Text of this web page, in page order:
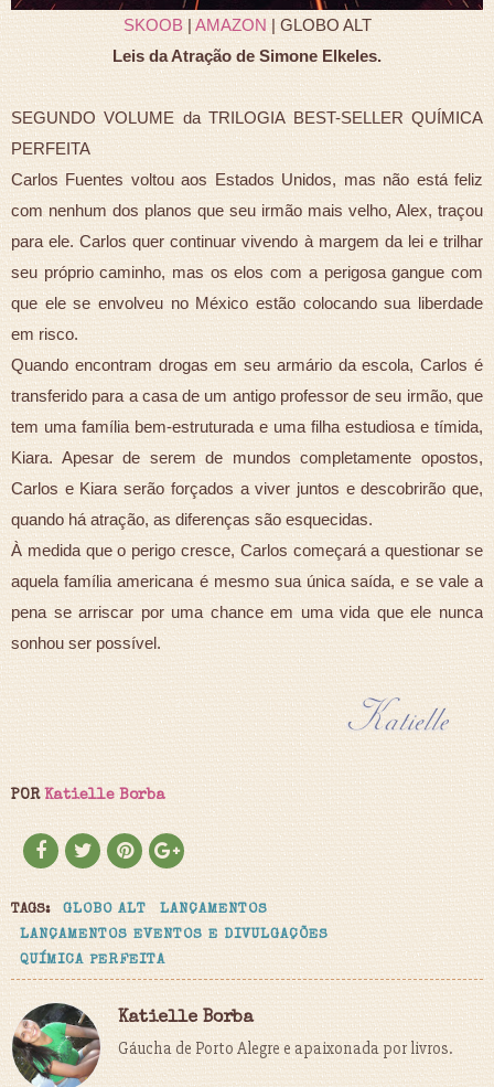
SKOOB|AMAZON | GLOBO ALT
Leis da Atração de Simone Elkeles.
SEGUNDO VOLUME da TRILOGIA BEST-SELLER QUÍMICA
PERFEITA
Carlos Fuentes voltou aos Estados Unidos, mas não está feliz
com nenhum dos planos que seu irmão mais velho, Alex, traçou
para ele. Carlos quer continuar vivendo à margem da lei e trilhar
seu próprio caminho, mas os elos com a perigosa gangue com
que ele se envolveu no México estão colocando sua liberdade
em risco.
Quando encontram drogas em seu armário da escola, Carlos é
transferido para a casa de um antigo professor de seu irmão, que
tem uma família bem-estruturada e uma filha estudiosa e tímida,
Kiara. Apesar de serem de mundos completamente opostos,
Carlos e Kiara serão forçados a viver juntos e descobrirão que,
quando há atração, as diferenças são esquecidas.
À medida que o perigo cresce, Carlos começará a questionar se
aquela família americana é mesmo sua única saída, e se vale a
pena se arriscar por uma chance em uma vida que ele nunca
sonhou ser possível.
PORKatielle Borba
TAGS: GLOBO ALT
LANÇAMENTOS
LANÇAMENTOS EVENTOS E DIVULGAÇÕES
QUÍMICA PERFEITA
Katielle Borba
Gáucha de Porto Alegre e apaixonada por livros.